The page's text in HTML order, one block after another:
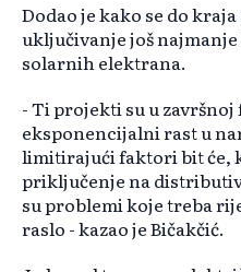
Dodao je kako se do
uključivanje još najmanje
solarnih elektrana.
- Ti projekti su u završnoj
eksponencijalni rast u
limitirajući faktori bit će,
priključenje na
su problemi koje treba
raslo - kazao je Bičakčić.